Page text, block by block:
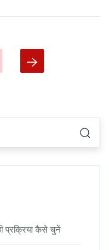
प्रक्रिया कैसे चुनें